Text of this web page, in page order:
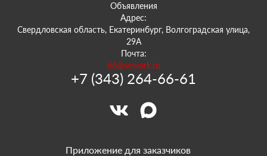
Объявления
Адрес:
Свердловская область, Екатеринбург, Волгоградская улица,
29А
Почта:
66@sowork.ru
+7 (343) 264-66-61
Приложение для заказчиков